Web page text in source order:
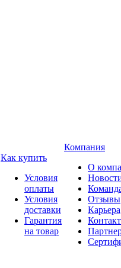
Как купить
Условия
оплаты
Условия
доставки
Гарантия
на товар
Компания
О
Отзывы
Карьера